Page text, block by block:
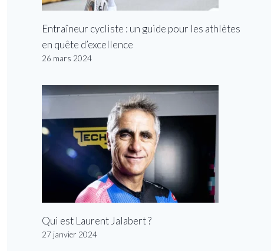
Entraîneur cycliste : un guide pour les athlètes
en quête d’excellence
26 mars 2024
Qui est Laurent Jalabert ?
27 janvier 2024